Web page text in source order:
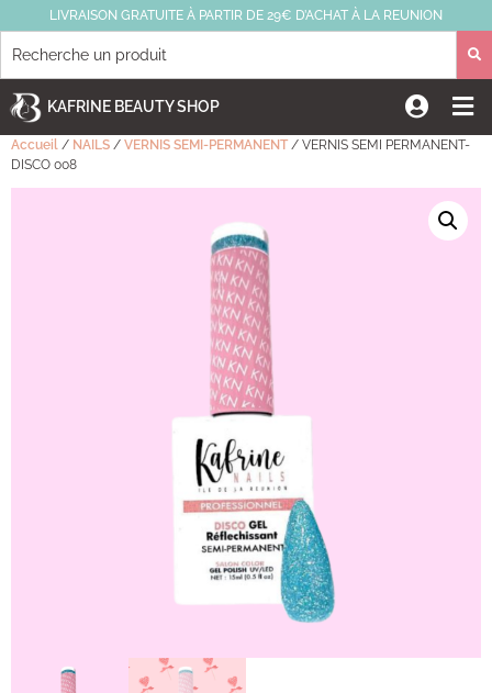
LIVRAISON GRATUITE À PARTIR DE 29€ D’ACHAT À LA REUNION
KAFRINE BEAUTY SHOP
Accueil / NAILS / VERNIS SEMI-PERMANENT/ VERNIS SEMI PERMANENT-
DISCO 008